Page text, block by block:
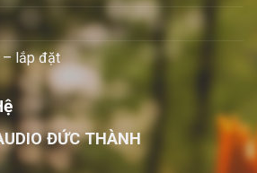
– lắp đặt
ĐỨC THÀNH